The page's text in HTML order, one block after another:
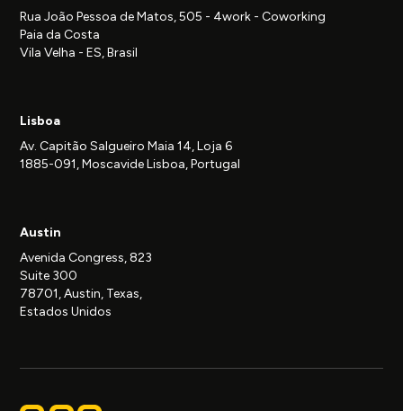
Rua João Pessoa de Matos, 505 - 4work - Coworking
Paia da Costa
Vila Velha - ES, Brasil
Lisboa
Av. Capitão Salgueiro Maia 14, Loja 6
1885-091, Moscavide Lisboa, Portugal
Austin
Avenida Congress, 823
Suite 300
78701, Austin, Texas,
Estados Unidos